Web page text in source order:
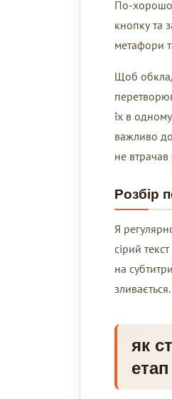
По-
кнопку та
метафори
Щоб
їх в
важливо
не втрачав
Розбір
Я
сірий
на
зливається.
як